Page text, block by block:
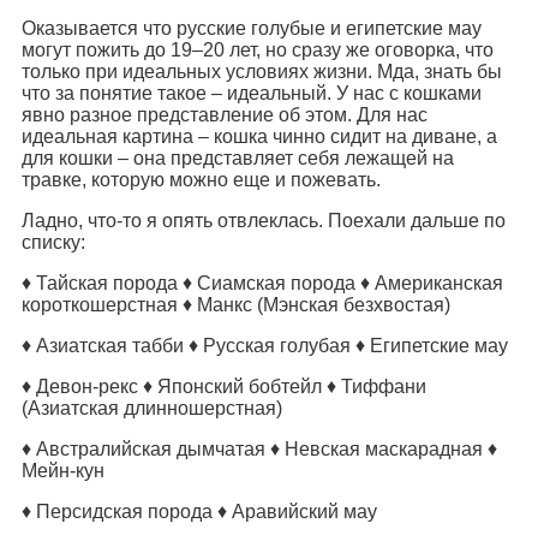
Оказывается что русские голубые и египетские мау
могут пожить до 19–20 лет, но сразу же оговорка, что
только при идеальных условиях жизни. Мда, знать бы
что за понятие такое – идеальный. У нас с кошками
явно разное представление об этом. Для нас
идеальная картина – кошка чинно сидит на диване, а
для кошки – она представляет себя лежащей на
травке, которую можно еще и пожевать.
Ладно, что-то я опять отвлеклась. Поехали дальше по
списку:
♦ Тайская порода ♦ Сиамская порода ♦ Американская
короткошерстная ♦ Манкс (Мэнская безхвостая)
♦ Азиатская табби ♦ Русская голубая ♦ Египетские мау
♦ Девон-рекс ♦ Японский бобтейл ♦ Тиффани
(Азиатская длинношерстная)
♦ Австралийская дымчатая ♦ Невская маскарадная ♦
Мейн-кун
♦ Персидская порода ♦ Аравийский мау